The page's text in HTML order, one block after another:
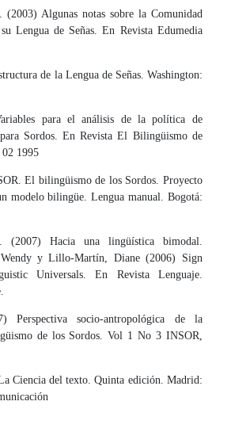
(2003) Algunas notas sobre la Comunidad
Lengua de Señas. En Revista Edumedia
de la Lengua de Señas. Washington:
para el análisis de la política de
Sordos. En Revista El Bilingüismo de
1995
El bilingüismo de los Sordos. Proyecto
modelo bilingüe. Lengua manual. Bogotá:
(2007) Hacia una lingüística bimodal.
Wendy y Lillo-Martín, Diane (2006) Sign
Universals. En Revista Lenguaje.
Perspectiva socio-antropológica de la
de los Sordos. Vol 1 No 3 INSOR,
Ciencia del texto. Quinta edición. Madrid: